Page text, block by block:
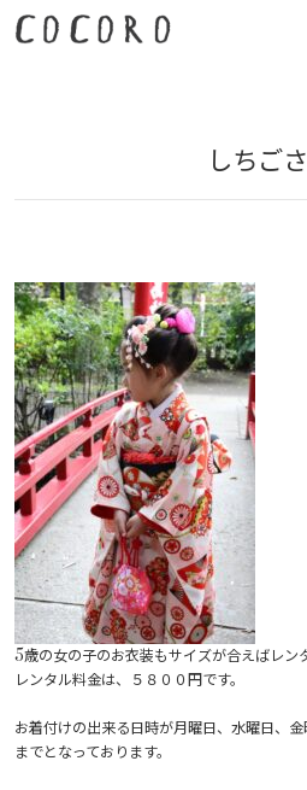
しちご
5歳の女の子のお衣装もサイズが合えばレン
レンタル料金は、５８００円です。
お着付けの出来る日時が月曜日、水曜日、
までとなっております。